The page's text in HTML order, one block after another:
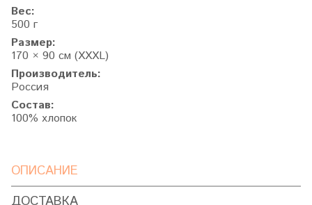
Вес:
500 г
Размер:
170 × 90 см (XXXL)
Производитель:
Россия
Состав:
100% хлопок
ОПИСАНИЕ
ДОСТАВКА